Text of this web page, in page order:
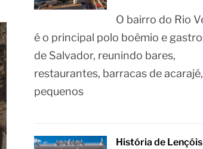
O bairro do Rio
é o principal polo boêmio e
de Salvador, reunindo bares,
restaurantes, barracas de acarajé,
pequenos
História de Lençóis